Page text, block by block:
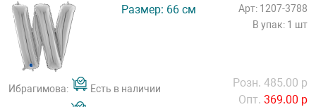
Размер: 66 см
Арт: 1207-3788
В упак: 1 шт
Ибрагимова: Есть в наличии
Розн. 485.00 р
Опт. 369.00 р